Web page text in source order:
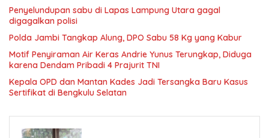
Penyelundupan sabu di Lapas Lampung Utara gagal
digagalkan polisi
Polda Jambi Tangkap Alung, DPO Sabu 58 Kg yang Kabur
Motif Penyiraman Air Keras Andrie Yunus Terungkap, Diduga
karena Dendam Pribadi 4 Prajurit TNI
Kepala OPD dan Mantan Kades Jadi Tersangka Baru Kasus
Sertifikat di Bengkulu Selatan